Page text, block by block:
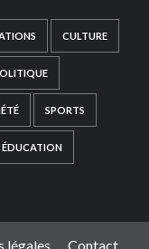
CULTURE
SPORTS
ÉDUCATION
légales Contact